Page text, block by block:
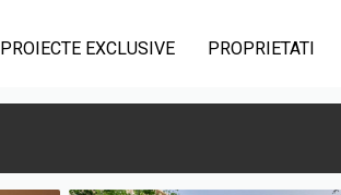
PROIECTE EXCLUSIVE PROPRIETATI